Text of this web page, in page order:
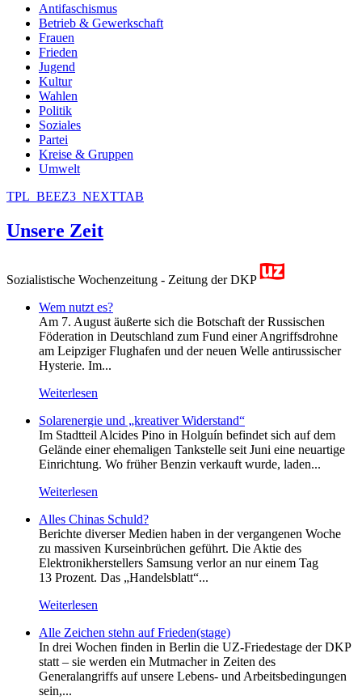
Antifaschismus
Betrieb & Gewerkschaft
Frauen
Frieden
Jugend
Kultur
Wahlen
Politik
Soziales
Partei
Kreise & Gruppen
Umwelt
TPL_BEEZ3_NEXTTAB
Unsere Zeit
Sozialistische Wochenzeitung - Zeitung der DKP
Wem nutzt es?
Am 7. August äußerte sich die Botschaft der Russischen
Föderation in Deutschland zum Fund einer Angriffsdrohne
am Leipziger Flughafen und der neuen Welle antirussischer
Hysterie. Im...
Weiterlesen
Solarenergie und „kreativer Widerstand“
Im Stadtteil Alcides Pino in Holguín befindet sich auf dem
Gelände einer ehemaligen Tankstelle seit Juni eine neuartige
Einrichtung. Wo früher Benzin verkauft wurde, laden...
Weiterlesen
Alles Chinas Schuld?
Berichte diverser Medien haben in der vergangenen Woche
zu massiven Kurseinbrüchen geführt. Die Aktie des
Elektronikherstellers Samsung verlor an nur einem Tag
13 Prozent. Das „Handelsblatt“...
Weiterlesen
Alle Zeichen stehn auf Frieden(stage)
In drei Wochen finden in Berlin die UZ-Friedestage der DKP
statt – sie werden ein Mutmacher in Zeiten des
Generalangriffs auf unsere Lebens- und Arbeitsbedingungen
sein,...